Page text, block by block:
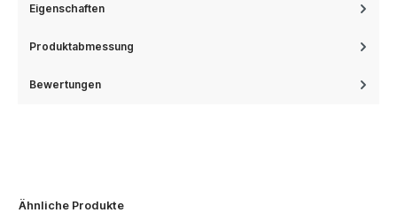
Eigenschaften
Produktabmessung
Bewertungen
Ähnliche Produkte